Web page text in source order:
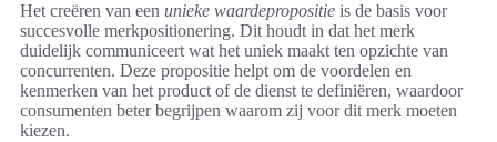
Het creëren van een unieke waardepropositie is de basis voor
succesvolle merkpositionering. Dit houdt in dat het merk
duidelijk communiceert wat het uniek maakt ten opzichte van
concurrenten. Deze propositie helpt om de voordelen en
kenmerken van het product of de dienst te definiëren, waardoor
consumenten beter begrijpen waarom zij voor dit merk moeten
kiezen.